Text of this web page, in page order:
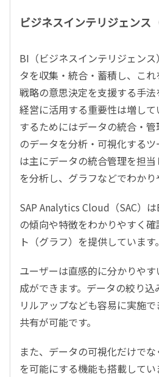
ビジネスインテリジェンス
BI （ビジネスインテリジェン
タを収集・統合・蓄積し、こ
戦略の意思決定を支援する手
経営に活用する重要性は増し
するためにはデータの統合・
のデータを分析・可視化するツ
は主にデータの統合管理を担当
を分析し、グラフなどでわかり
SAP Analytics Cloud （SAC）は
の傾向や特徴をわかりやすく
ト（グラフ）を提供しています。
ユーザーは直感的に分かりや
成ができます。データの絞り
リルアップなども容易に実施で
共有が可能です。
また、データの可視化だけで
を可能にする機能も搭載して